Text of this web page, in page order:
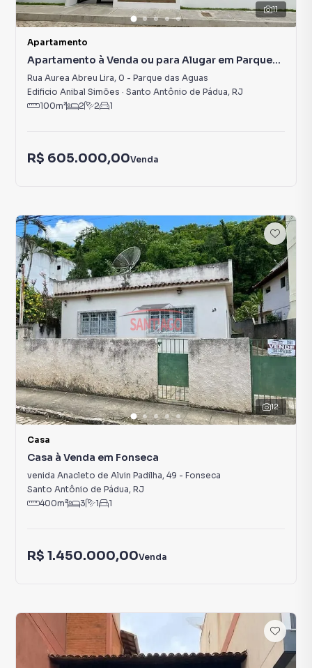
11
Apartamento
Apartamento à Venda ou para Alugar em Parque
das Aguas
Rua Aurea Abreu Lira, 0 - Parque das Aguas
Edificio Anibal Simões · Santo Antônio de Pádua, RJ
100m² 2 2 1
R$ 605.000,00Venda
12
Casa
Casa à Venda em Fonseca
venida Anacleto de Alvin Padilha, 49 - Fonseca
Santo Antônio de Pádua, RJ
400m² 3 1 1
R$ 1.450.000,00Venda